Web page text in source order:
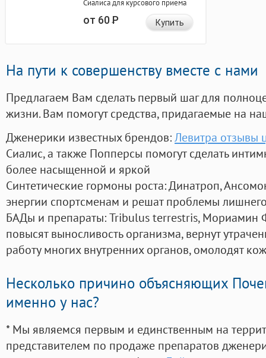
Сиалиса для курсового приема
от 60Р Купить
На пути к совершенству вместе с нами
Предлагаем Вам сделать первый шаг для
жизни. Вам помогут средства, придагаемые на
Дженерики известных брендов:Левитра отзывы
Сиалис, а также Попперсы помогут сделать
более насыщенной и яркой
Синтетические гормоны роста: Динатроп,
энергии спортсменам и решат проблемы
БАДы и препараты:Tribulus terrestris, Мориамин
повысят выносливость организма, вернут
работу многих внутренних органов, омолодят
Несколько причино объясняющих
именно у нас?
* Мы являемся первым и единственным на
представителем по продаже препаратов